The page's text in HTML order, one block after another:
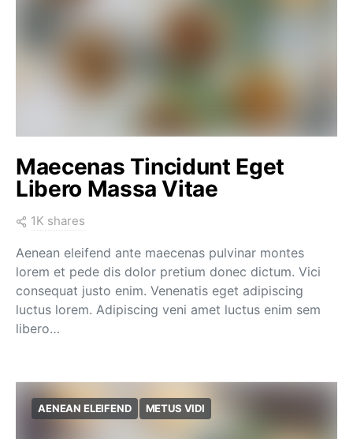
Maecenas Tincidunt Eget
Libero Massa Vitae
1K shares
Aenean eleifend ante maecenas pulvinar montes
lorem et pede dis dolor pretium donec dictum. Vici
consequat justo enim. Venenatis eget adipiscing
luctus lorem. Adipiscing veni amet luctus enim sem
libero…
AENEAN ELEIFEND METUS VIDI